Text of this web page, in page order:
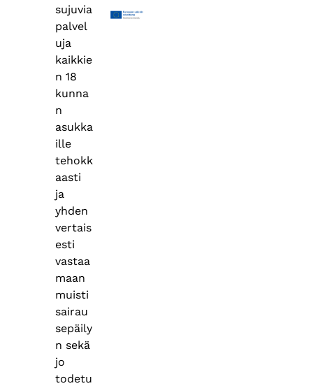
sujuvia
palvel
uja
kaikkie
n 18
kunna
n
asukka
ille
tehokk
aasti
ja
yhden
vertais
esti
vastaa
maan
muisti
sairau
sepäily
n sekä
jo
todetu